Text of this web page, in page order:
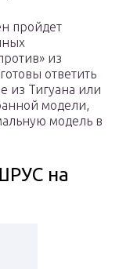
пройдет
из
ответить
из Тигуана или
модели,
модель в
на